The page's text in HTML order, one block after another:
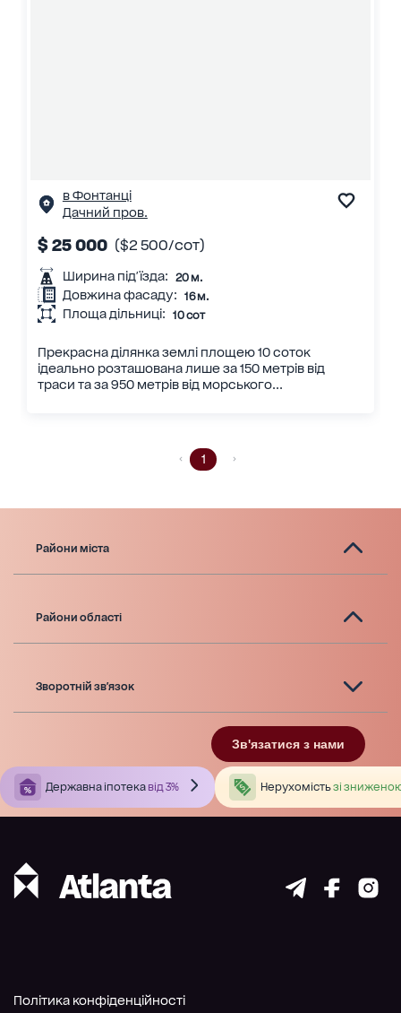
в Фонтанці
Дачний пров.
$ 25 000 ($2 500/сот)
Ширина під'їзда: 20 м.
Довжина фасаду: 16 м.
Площа дільниці: 10 сот
Прекрасна ділянка землі площею 10 соток
ідеально розташована лише за 150 метрів від
траси та за 950 метрів від морського...
1
Райони міста
Райони області
Зворотній зв'язок
Зв'язатися з нами
Державна іпотека від 3% Нерухомістьзі
Політика конфіденційності